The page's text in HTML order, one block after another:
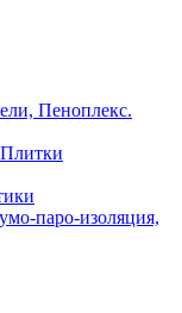
Пеноплекс.
паро-изоляция,